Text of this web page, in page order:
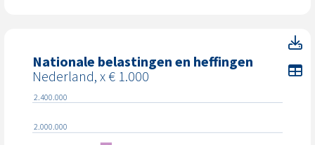
Nationale belastingen en heffingen
Nederland, x € 1.000
2.000.000
2.400.000